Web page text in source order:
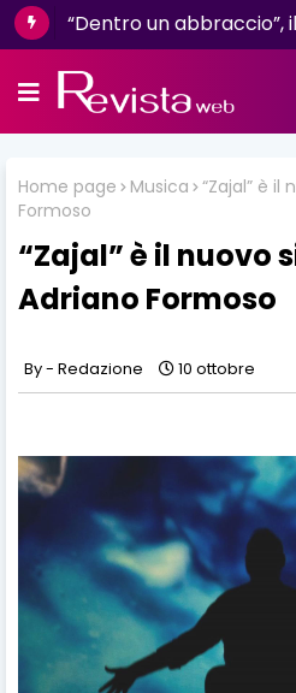
“Dentro un abbraccio”,
Mazzini: venerdì 16
Home page Musica “Zajal” è il
Formoso
“Zajal” è il nuovo
Adriano Formoso
Redazione 10 ottobre